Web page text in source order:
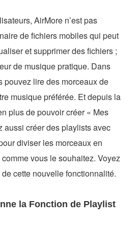
AirMore n’est pas
de fichiers mobiles qui peut
et supprimer des fichiers ;
de musique pratique. Dans
pouvez lire des morceaux de
musique préférée. Et depuis la
plus de pouvoir créer « Mes
aussi créer des playlists avec
diviser les morceaux en
vous le souhaitez. Voyez
cette nouvelle fonctionnalité.
la Fonction de Playlist